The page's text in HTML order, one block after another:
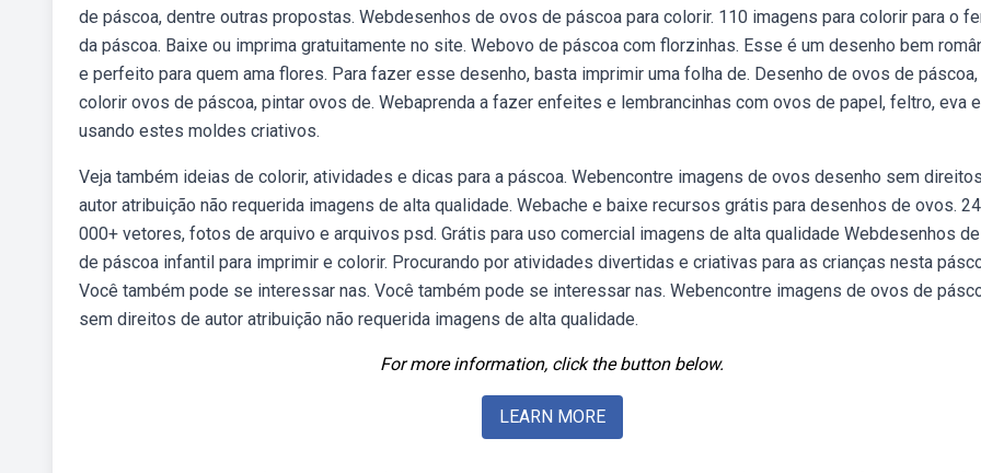
de páscoa, dentre outras propostas. Webdesenhos de ovos de páscoa para colorir. 110 imagens para colorir para o
da páscoa. Baixe ou imprima gratuitamente no site. Webovo de páscoa com florzinhas. Esse é um desenho bem
e perfeito para quem ama flores. Para fazer esse desenho, basta imprimir uma folha de. Desenho de ovos de páscoa,
colorir ovos de páscoa, pintar ovos de. Webaprenda a fazer enfeites e lembrancinhas com ovos de papel, feltro, eva
usando estes moldes criativos.
Veja também ideias de colorir, atividades e dicas para a páscoa. Webencontre imagens de ovos desenho sem
autor atribuição não requerida imagens de alta qualidade. Webache e baixe recursos grátis para desenhos de ovos.
000+ vetores, fotos de arquivo e arquivos psd. Grátis para uso comercial imagens de alta qualidade Webdesenhos
de páscoa infantil para imprimir e colorir. Procurando por atividades divertidas e criativas para as crianças nesta
Você também pode se interessar nas. Você também pode se interessar nas. Webencontre imagens de ovos de
sem direitos de autor atribuição não requerida imagens de alta qualidade.
For more information, click the button below.
LEARN MORE